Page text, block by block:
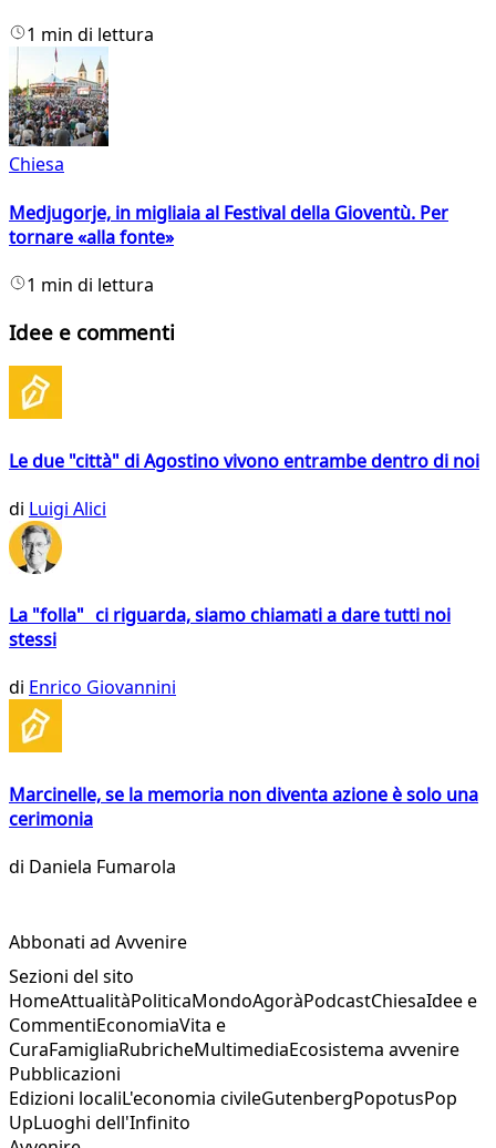
1 min di lettura
Chiesa
Medjugorje, in migliaia al Festival della Gioventù. Per
tornare «alla fonte»
1 min di lettura
Idee e commenti
Le due "città" di Agostino vivono entrambe dentro di noi
di Luigi Alici
La "folla" ci riguarda, siamo chiamati a dare tutti noi
stessi
di Enrico Giovannini
Marcinelle, se la memoria non diventa azione è solo una
cerimonia
di Daniela Fumarola
Abbonati ad Avvenire
Sezioni del sito
HomeAttualitàPoliticaMondoAgoràPodcastChiesaIdee e
CommentiEconomiaVita e
CuraFamigliaRubricheMultimediaEcosistema avvenire
Pubblicazioni
Edizioni localiL'economia civileGutenbergPopotusPop
UpLuoghi dell'Infinito